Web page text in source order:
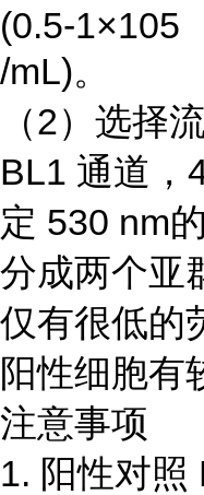
(0.5-1×105
/mL)。
（2）选择
BL1 通道，
定 530 nm
分成两个亚
仅有很低的
阳性细胞有
注意事项
1. 阳性对照